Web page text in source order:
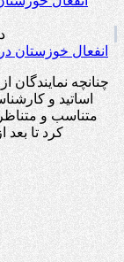
انفعال خوزستان
چنانچه
اساتید و
متناسب و
کرد تا بعد